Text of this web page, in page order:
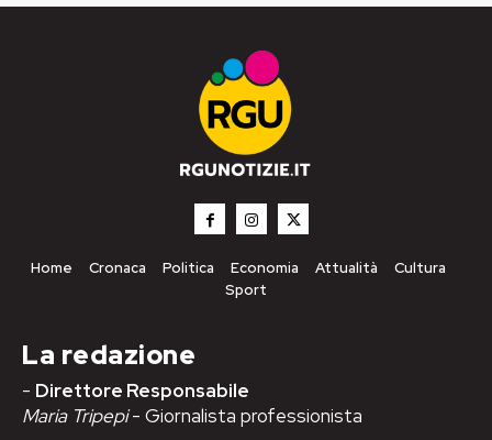
Home Cronaca Politica Economia Attualità
Cultura
Sport
La redazione
- Direttore Responsabile
Maria Tripepi- Giornalista professionista